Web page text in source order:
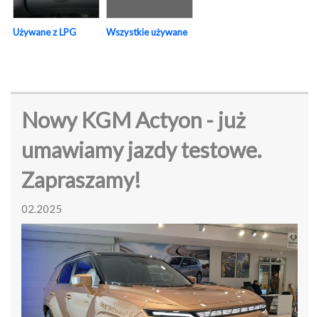
Używane z LPG Wszystkie używane
Nowy KGM Actyon - już
umawiamy jazdy testowe.
Zapraszamy!
02.2025